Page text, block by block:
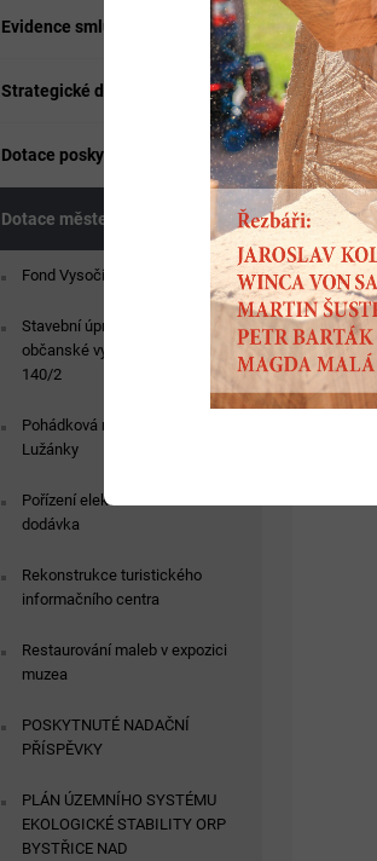
Evidence smluv
Strategické dokumenty města
Dotace poskytované od města
Dotace městem získané
Fond Vysočiny
Stavební úpravy objektu
občanské vybavenosti parc. č.
140/2
Pohádková naučná stezka
Lužánky
Pořízení elektromobilu -
dodávka
Rekonstrukce turistického
informačního centra
Restaurování maleb v expozici
muzea
POSKYTNUTÉ NADAČNÍ
PŘÍSPĚVKY
PLÁN ÚZEMNÍHO SYSTÉMU
EKOLOGICKÉ STABILITY ORP
BYSTŘICE NAD